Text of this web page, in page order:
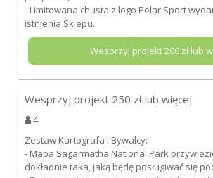
- Limitowana chusta z logo Polar Sport
istnienia Sklepu.
Wesprzyj projekt200zł lub
Wesprzyj projekt 250 zł lub więcej
4
Zestaw Kartografa i Bywalcy:
- Mapa Sagarmatha National Park
dokładnie taka, jaką będę posługiwać się